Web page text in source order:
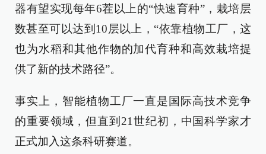
器有望实现每年6茬以上的“快速育种”，栽培层
数甚至可以达到10层以上，“依靠植物工厂，这
也为水稻和其他作物的加代育种和高效栽培提
供了新的技术路径”。
事实上，智能植物工厂一直是国际高技术竞争
的重要领域，但直到21世纪初，中国科学家才
正式加入这条科研赛道。